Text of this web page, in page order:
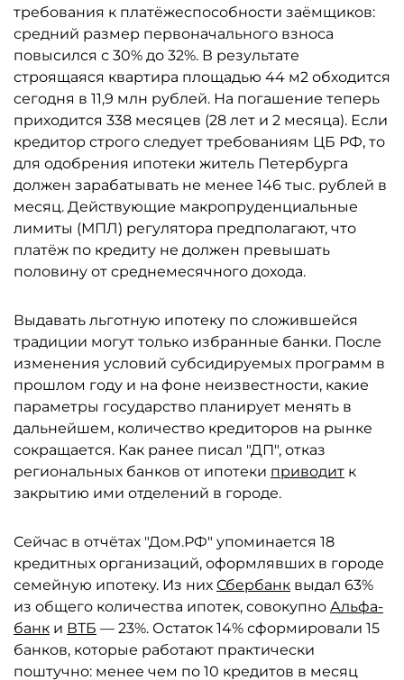
требования к платёжеспособности заёмщиков:
средний размер первоначального взноса
повысился с 30% до 32%. В результате
строящаяся квартира площадью 44 м2 обходится
сегодня в 11,9 млн рублей. На погашение теперь
приходится 338 месяцев (28 лет и 2 месяца). Если
кредитор строго следует требованиям ЦБ РФ, то
для одобрения ипотеки житель Петербурга
должен зарабатывать не менее 146 тыс. рублей в
месяц. Действующие макропруденциальные
лимиты (МПЛ) регулятора предполагают, что
платёж по кредиту не должен превышать
половину от среднемесячного дохода.
Выдавать льготную ипотеку по сложившейся
традиции могут только избранные банки. После
изменения условий субсидируемых программ в
прошлом году и на фоне неизвестности, какие
параметры государство планирует менять в
дальнейшем, количество кредиторов на рынке
сокращается. Как ранее писал "ДП", отказ
региональных банков от ипотеки приводит к
закрытию ими отделений в городе.
Сейчас в отчётах "Дом.РФ" упоминается 18
кредитных организаций, оформлявших в городе
семейную ипотеку. Из них Сбербанк выдал 63%
из общего количества ипотек, совокупно Альфа-
банк и ВТБ — 23%. Остаток 14% сформировали 15
банков, которые работают практически
поштучно: менее чем по 10 кредитов в месяц